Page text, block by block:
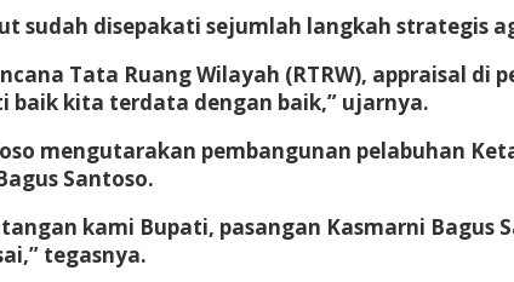
sudah disepakati sejumlah langkah strategis
Tata Ruang Wilayah (RTRW), appraisal
kita terdata dengan baik,” ujarnya.
mengutarakan pembangunan pelabuhan
Santoso.
kami Bupati, pasangan Kasmarni Bagus
tegasnya.